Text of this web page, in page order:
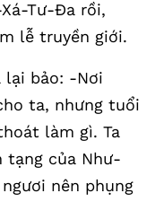
Tư-Đa rồi,
lễ truyền giới.
lại bảo: -Nơi
ta, nhưng tuổi
làm gì. Ta
tạng của Như-
nên phụng